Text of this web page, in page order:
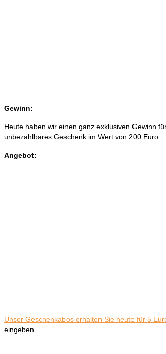
Gewinn:
Heute haben wir einen ganz exklusiven Gewinn
unbezahlbares Geschenk im Wert von 200 Euro.
Angebot:
Unser Geschenkabos erhalten Sie heute für 5
eingeben.